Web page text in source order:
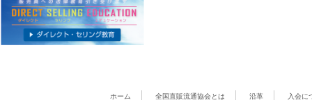
ホーム 全国直販流通協会とは 沿革 入会に